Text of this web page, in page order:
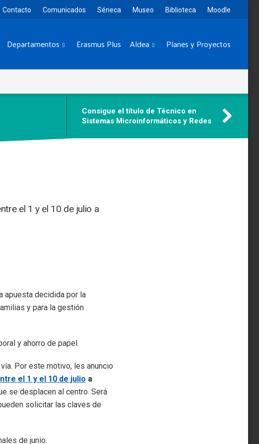
Contacto Comunicados Séneca Museo Biblioteca Moodle
Departamentos Erasmus Plus Aldea Planes y Proyectos
Consigue el título de Técnico en
Sistemas Microinformáticos y Redes
el 1 y el 10 de julio a
apuesta decidida por la
y para la gestión
y ahorro de papel.
Por este motivo, les anuncio
el 1 y el 10 de julio a
se desplacen al centro. Será
solicitar las claves de
de junio.